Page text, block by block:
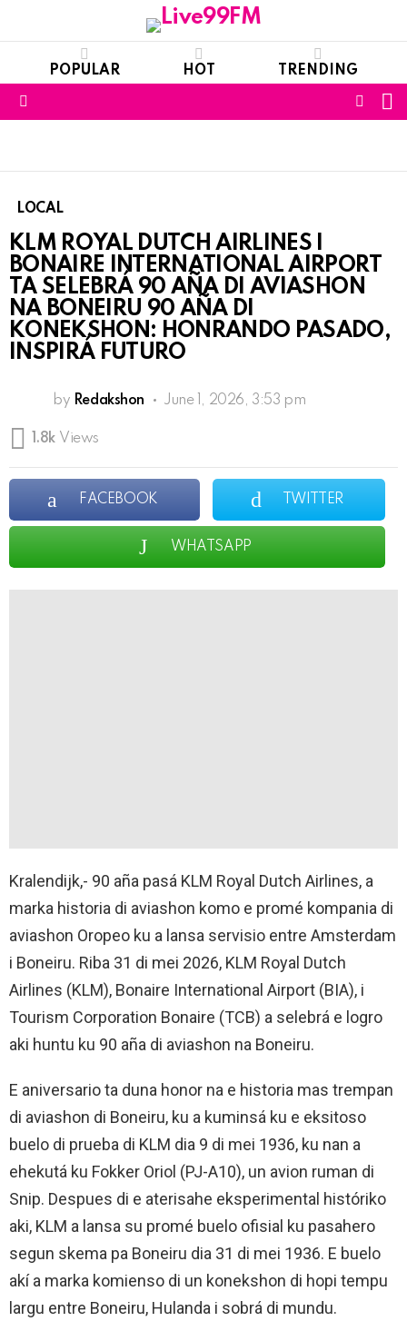
POPULAR HOT TRENDING
LOCAL
KLM ROYAL DUTCH AIRLINES I
BONAIRE INTERNATIONAL AIRPORT
TA SELEBRÁ 90 AÑA DI AVIASHON
NA BONEIRU 90 AÑA DI
KONEKSHON: HONRANDO PASADO,
INSPIRÁ FUTURO
by Redakshon June 1, 2026, 3:53 pm
1.8k Views
FACEBOOK TWITTER
WHATSAPP
Kralendijk,- 90 aña pasá KLM Royal Dutch Airlines, a
marka historia di aviashon komo e promé kompania di
aviashon Oropeo ku a lansa servisio entre Amsterdam
i Boneiru. Riba 31 di mei 2026, KLM Royal Dutch
Airlines (KLM), Bonaire International Airport (BIA), i
Tourism Corporation Bonaire (TCB) a selebrá e logro
aki huntu ku 90 aña di aviashon na Boneiru.
E aniversario ta duna honor na e historia mas trempan
di aviashon di Boneiru, ku a kuminsá ku e eksitoso
buelo di prueba di KLM dia 9 di mei 1936, ku nan a
ehekutá ku Fokker Oriol (PJ-A10), un avion ruman di
Snip. Despues di e aterisahe eksperimental históriko
aki, KLM a lansa su promé buelo ofisial ku pasahero
segun skema pa Boneiru dia 31 di mei 1936. E buelo
akí a marka komienso di un konekshon di hopi tempu
largu entre Boneiru, Hulanda i sobrá di mundu.